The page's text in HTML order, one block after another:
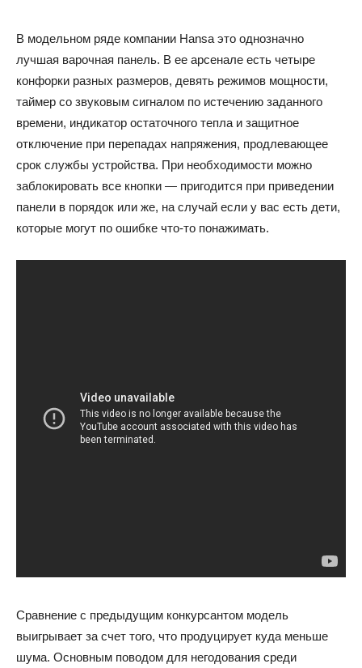
В модельном ряде компании Hansa это однозначно
лучшая варочная панель. В ее арсенале есть четыре
конфорки разных размеров, девять режимов мощности,
таймер со звуковым сигналом по истечению заданного
времени, индикатор остаточного тепла и защитное
отключение при перепадах напряжения, продлевающее
срок службы устройства. При необходимости можно
заблокировать все кнопки — пригодится при приведении
панели в порядок или же, на случай если у вас есть дети,
которые могут по ошибке что-то понажимать.
Сравнение с предыдущим конкурсантом модель
выигрывает за счет того, что продуцирует куда меньше
шума. Основным поводом для негодования среди